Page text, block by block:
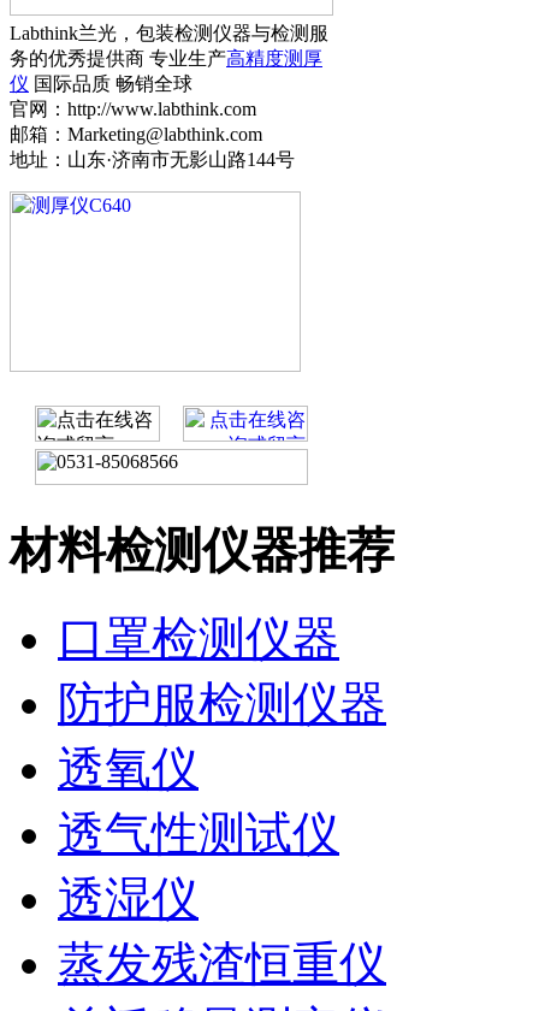
Labthink兰光，包装检测仪器与检测服
务的优秀提供商 专业生产高精度测厚
仪 国际品质 畅销全球
官网：http://www.labthink.com
邮箱：Marketing@labthink.com
地址：山东·济南市无影山路144号
材料检测仪器推荐
口罩检测仪器
防护服检测仪器
透氧仪
透气性测试仪
透湿仪
蒸发残渣恒重仪